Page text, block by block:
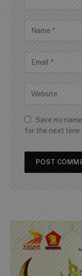
Save my
for the next time